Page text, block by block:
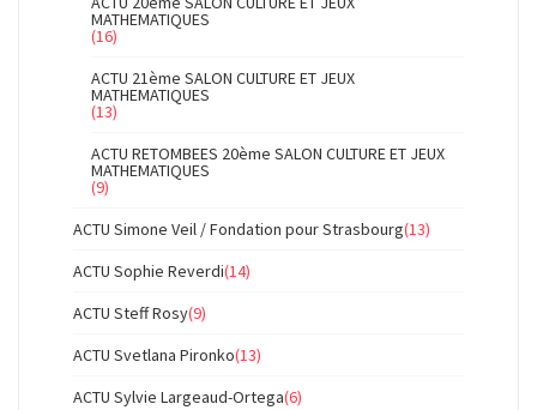
MATHEMATIQUES
(16)
ACTU 21ème SALON CULTURE ET JEUX
MATHEMATIQUES
(13)
ACTU RETOMBEES 20ème SALON CULTURE ET JEUX
MATHEMATIQUES
(9)
ACTU Simone Veil / Fondation pour Strasbourg(13)
ACTU Sophie Reverdi(14)
ACTU Steff Rosy(9)
ACTU Svetlana Pironko(13)
ACTU Sylvie Largeaud-Ortega(6)